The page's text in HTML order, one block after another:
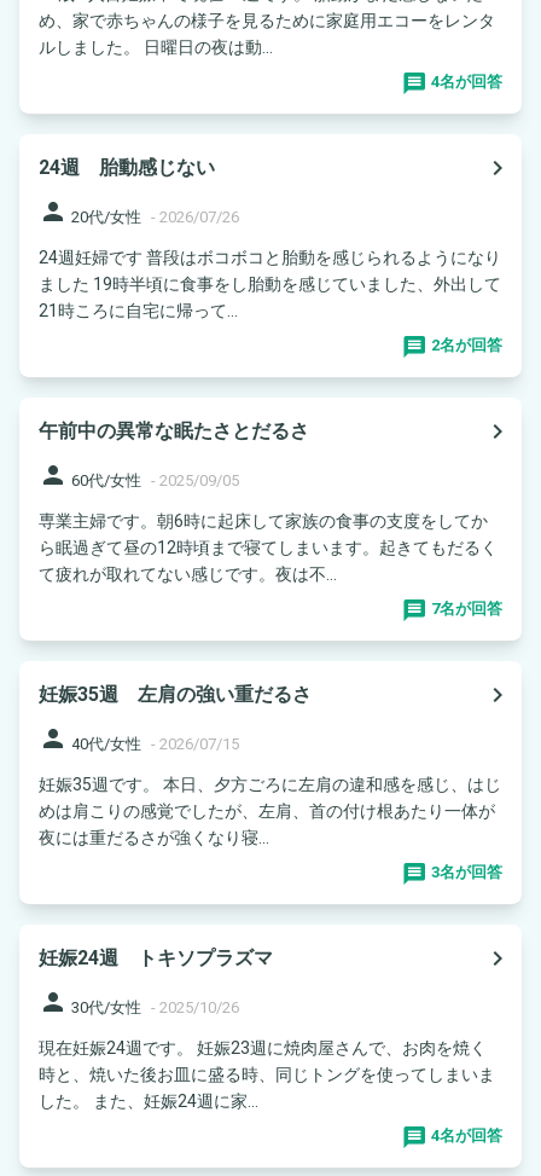
め、家で赤ちゃんの様子を見るために家庭用エコーをレンタ
ルしました。 日曜日の夜は動...
4名が回答
24週 胎動感じない
navigate_next
person 20代/女性 - 2026/07/26
24週妊婦です 普段はボコボコと胎動を感じられるようになり
ました 19時半頃に食事をし胎動を感じていました、外出して
21時ころに自宅に帰って...
2名が回答
午前中の異常な眠たさとだるさ
navigate_next
person 60代/女性 - 2025/09/05
専業主婦です。朝6時に起床して家族の食事の支度をしてか
ら眠過ぎて昼の12時頃まで寝てしまいます。起きてもだるく
て疲れが取れてない感じです。夜は不...
7名が回答
妊娠35週 左肩の強い重だるさ
navigate_next
person 40代/女性 - 2026/07/15
妊娠35週です。 本日、夕方ごろに左肩の違和感を感じ、はじ
めは肩こりの感覚でしたが、左肩、首の付け根あたり一体が
夜には重だるさが強くなり寝...
3名が回答
妊娠24週 トキソプラズマ
navigate_next
person 30代/女性 - 2025/10/26
現在妊娠24週です。 妊娠23週に焼肉屋さんで、お肉を焼く
時と、焼いた後お皿に盛る時、同じトングを使ってしまいま
した。 また、妊娠24週に家...
4名が回答